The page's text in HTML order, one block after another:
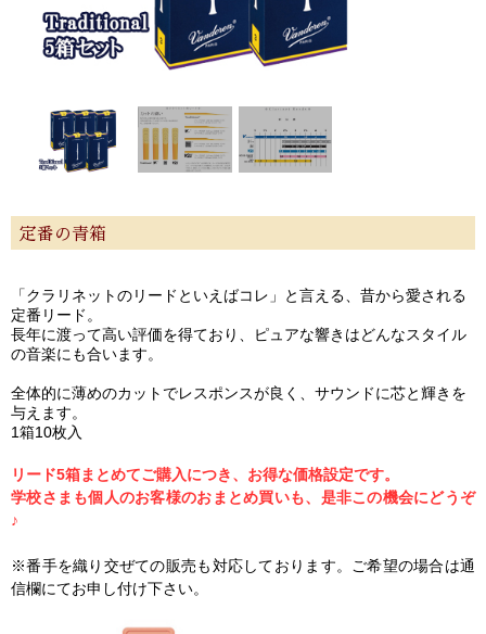
定番の青箱
「クラリネットのリードといえばコレ」と言える、昔から愛される
定番リード。
長年に渡って高い評価を得ており、ピュアな響きはどんなスタイル
の音楽にも合います。
全体的に薄めのカットでレスポンスが良く、サウンドに芯と輝きを
与えます。
1箱10枚入
リード5箱まとめてご購入につき、お得な価格設定です。
学校さまも個人のお客様のおまとめ買いも、是非この機会にどうぞ
♪
※番手を織り交ぜての販売も対応しております。ご希望の場合は通
信欄にてお申し付け下さい。